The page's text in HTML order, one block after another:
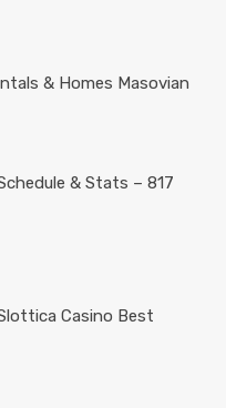
& Homes Masovian
& Stats – 817
Casino Best